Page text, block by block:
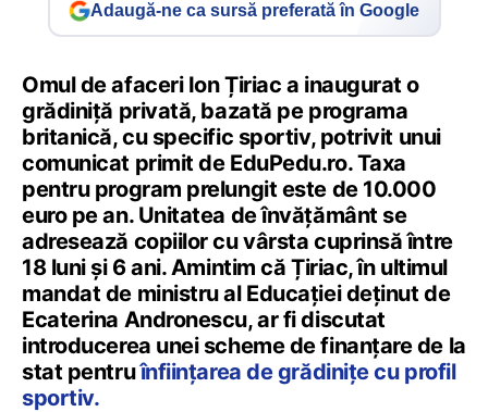
Adaugă-ne ca sursă preferată în Google
Omul de afaceri Ion Țiriac a inaugurat o
grădiniță privată, bazată pe programa
britanică, cu specific sportiv, potrivit unui
comunicat primit de EduPedu.ro. Taxa
pentru program prelungit este de 10.000
euro pe an. Unitatea de învățământ se
adresează copiilor cu vârsta cuprinsă între
18 luni și 6 ani. Amintim că Țiriac, în ultimul
mandat de ministru al Educației deținut de
Ecaterina Andronescu, ar fi discutat
introducerea unei scheme de finanțare de la
stat pentruînființarea de grădinițe cu profil
sportiv.